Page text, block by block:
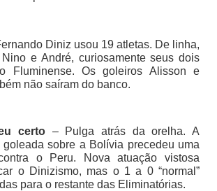
Diniz usou 19 atletas. De linha,
e André, curiosamente seus dois
Fluminense. Os goleiros Alisson e
não saíram do banco.
certo – Pulga atrás da orelha. A
sobre a Bolívia precedeu uma
o Peru. Nova atuação vistosa
o Dinizismo, mas o 1 a 0 “normal”
para o restante das Eliminatórias.